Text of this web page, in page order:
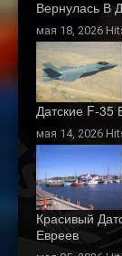
Вернулась В
мая 18, 2026
Датские F-
мая 14, 2026
Красивый
Евреев